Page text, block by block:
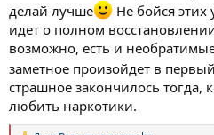
делай лучше
Не бойся этих
идет о полном
возможно, есть и
заметное произойдет в
страшное закончилось тогда,
любить наркотики.